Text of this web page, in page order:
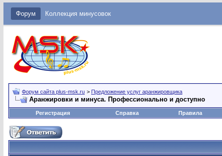
Форум Коллекция минусовок
Форум сайта plus-msk.ru > Предложение услуг аранжировщика
Аранжировки и минуса. Профессионально и доступно
Регистрация Справка Правила